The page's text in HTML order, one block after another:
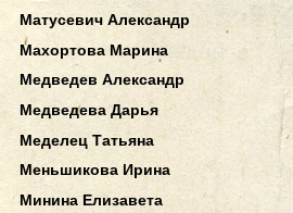
Матусевич Александр
Махортова Марина
Медведев Александр
Медведева Дарья
Меделец Татьяна
Меньшикова Ирина
Минина Елизавета